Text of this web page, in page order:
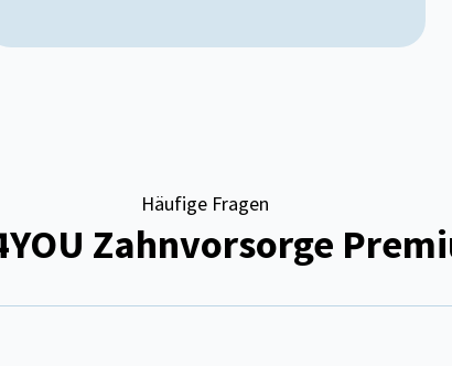
Häufige Fragen
Zahnvorsorge